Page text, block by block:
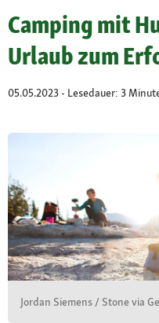
Camping mit
Urlaub zum
05.05.2023 - Lesedauer: 3
Jordan Siemens / Stone via